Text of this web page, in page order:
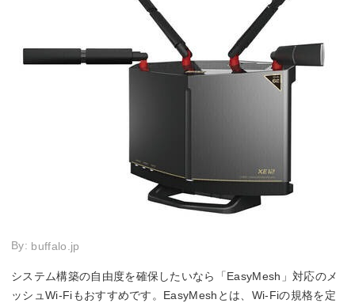
By: buffalo.jp
システム構築の自由度を確保したいなら「EasyMesh」対応のメ
ッシュWi-Fiもおすすめです。EasyMeshとは、Wi-Fiの規格を定